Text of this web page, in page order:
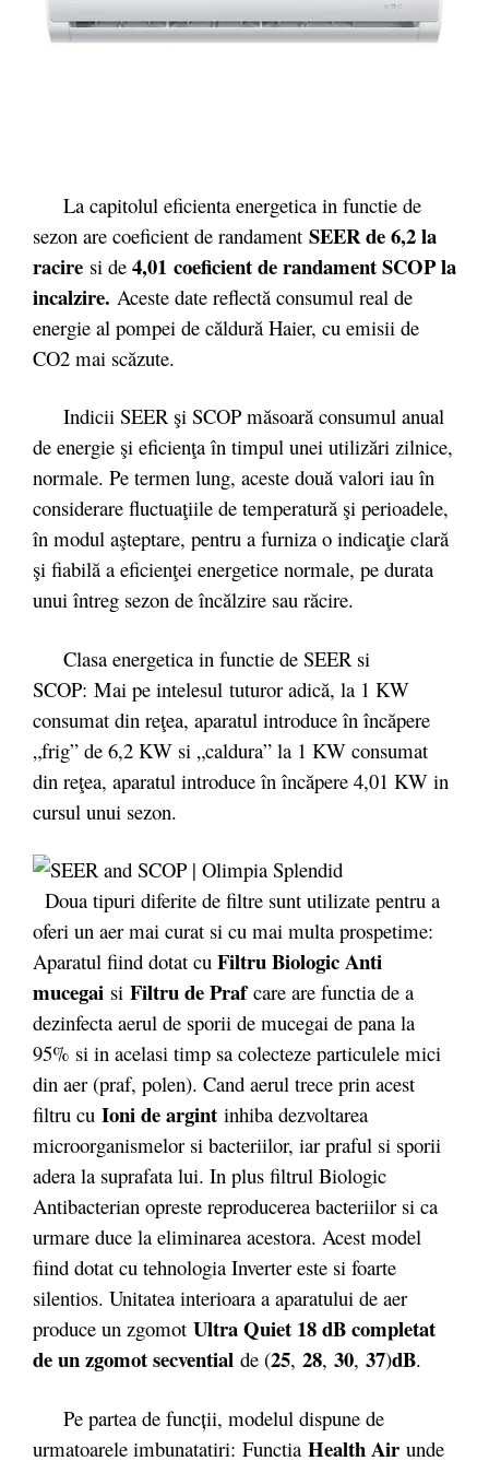
La capitolul eficienta energetica in functie de
sezon are coeficient de randament SEER de 6,2 la
racire si de 4,01 coeficient de randament SCOP la
incalzire. Aceste date reflectă consumul real de
energie al pompei de căldură Haier, cu emisii de
CO2 mai scăzute.
Indicii SEER şi SCOP măsoară consumul anual
de energie şi eficienţa în timpul unei utilizări zilnice,
normale. Pe termen lung, aceste două valori iau în
considerare fluctuaţiile de temperatură şi perioadele,
în modul aşteptare, pentru a furniza o indicaţie clară
şi fiabilă a eficienţei energetice normale, pe durata
unui întreg sezon de încălzire sau răcire.
Clasa energetica in functie de SEER si
SCOP: Mai pe intelesul tuturor adică, la 1 KW
consumat din reţea, aparatul introduce în încăpere
„frig” de 6,2 KW si „caldura” la 1 KW consumat
din reţea, aparatul introduce în încăpere 4,01 KW in
cursul unui sezon.
Doua tipuri diferite de filtre sunt utilizate pentru a
oferi un aer mai curat si cu mai multa prospetime:
Aparatul fiind dotat cu Filtru Biologic Anti
mucegai si Filtru de Prafcare are functia de a
dezinfecta aerul de sporii de mucegai de pana la
95% si in acelasi timp sa colecteze particulele mici
din aer (praf, polen). Cand aerul trece prin acest
filtru cu Ioni de argint inhiba dezvoltarea
microorganismelor si bacteriilor, iar praful si sporii
adera la suprafata lui. In plus filtrul Biologic
Antibacterian opreste reproducerea bacteriilor si ca
urmare duce la eliminarea acestora. Acest model
fiind dotat cu tehnologia Inverter este si foarte
silentios. Unitatea interioara a aparatului de aer
produce un zgomot Ultra Quiet 18 dB completat
de un zgomot secvential de (25, 28, 30, 37)dB.
Pe partea de funcții, modelul dispune de
urmatoarele imbunatatiri: Functia Health Air unde